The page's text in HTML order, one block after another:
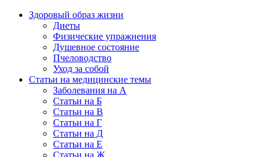
Здоровый образ жизни
Диеты
Физические упражнения
Душевное состояние
Пчеловодство
Уход за собой
Статьи на медицинские темы
Заболевания на А
Статьи на Б
Статьи на В
Статьи на Г
Статьи на Д
Статьи на Е
Статьи на Ж